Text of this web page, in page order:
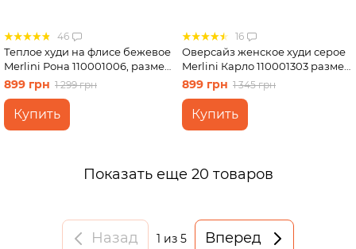
46
Теплое худи на флисе бежевое
Merlini Рона 110001006, размер
42-44
899 грн 1 299 грн
Купить
16
Оверсайз женское худи серое
Merlini Карло 110001303 размер
46-48 (L-XL)
899 грн 1 345 грн
Купить
Показать еще 20 товаров
Назад 1 из 5 Вперед